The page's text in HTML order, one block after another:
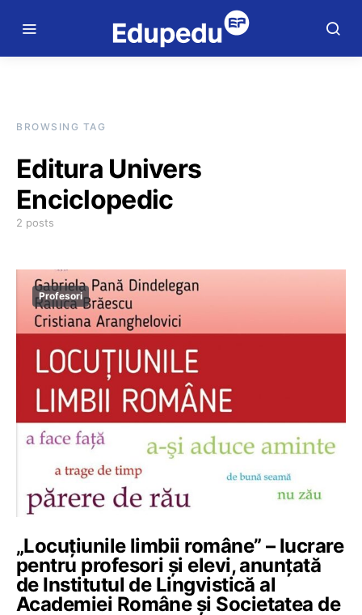
BROWSING TAG
Editura Univers
Enciclopedic
2 posts
Profesori
„Locuțiunile limbii române” – lucrare
pentru profesori și elevi, anunțată
de Institutul de Lingvistică al
Academiei Române și Societatea de